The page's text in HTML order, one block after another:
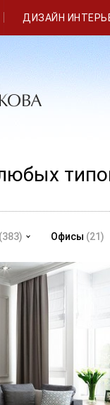
ДИЗАЙН
(383) Офисы (21)
в
...